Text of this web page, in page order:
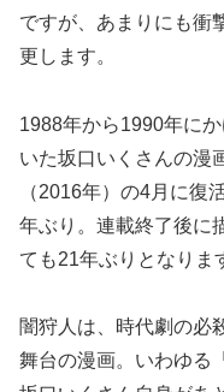
ですが、あまりにも衝
更します。
1988年から1990年に
いた坂口いくさんの漫
（2016年）の4月に
年ぶり。連載終了後に
ても21年ぶりとなりま
闇狩人は、時代劇の必
舞台の漫画。いわゆる